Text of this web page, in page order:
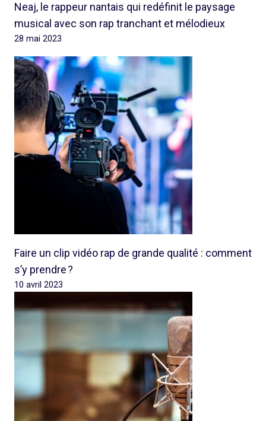
Neaj, le rappeur nantais qui redéfinit le paysage
musical avec son rap tranchant et mélodieux
28 mai 2023
Faire un clip vidéo rap de grande qualité : comment
s’y prendre ?
10 avril 2023